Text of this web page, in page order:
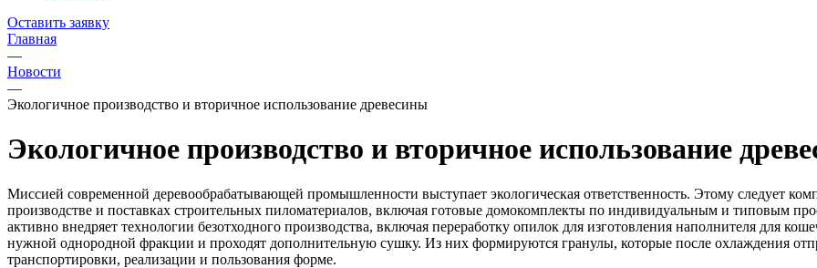
Оставить заявку
Главная
—
Новости
—
Экологичное производство и вторичное использование древесины
Экологичное производство и вторичное использование
Миссией современной деревообрабатывающей промышленности выступает экологическая ответственность. Этому следует
производстве и поставках строительных пиломатериалов, включая готовые домокомплекты по индивидуальным и типовым
активно внедряет технологии безотходного производства, включая переработку опилок для изготовления наполнителя для
нужной однородной фракции и проходят дополнительную сушку. Из них формируются гранулы, которые после охлаждения
транспортировки, реализации и пользования форме.